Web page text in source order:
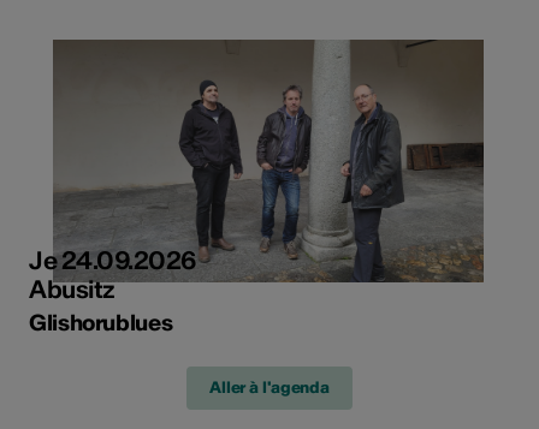
Je 24.09.2026
Abusitz
Glishorublues
Aller à l'agenda